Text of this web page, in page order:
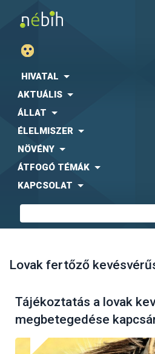
HIVATAL
AKTUÁLIS
ÁLLAT
ÉLELMISZER
NÖVÉNY
ÁTFOGÓ TÉMÁK
KAPCSOLAT
Lovak fertőző
Tájékoztatás a lovak
megbetegedése